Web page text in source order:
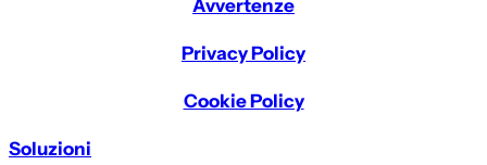
Avvertenze
Privacy Policy
Cookie Policy
Soluzioni